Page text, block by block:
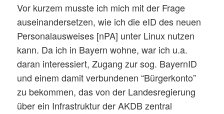
Vor kurzem musste ich mich mit der Frage
auseinandersetzen, wie ich die eID des neuen
Personalausweises [nPA] unter Linux nutzen
kann. Da ich in Bayern wohne, war ich u.a.
daran interessiert, Zugang zur sog. BayernID
und einem damit verbundenen “Bürgerkonto”
zu bekommen, das von der Landesregierung
über ein Infrastruktur der AKDB zentral